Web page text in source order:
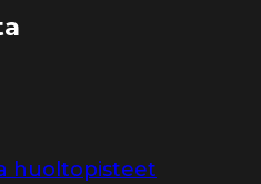
huoltopisteet